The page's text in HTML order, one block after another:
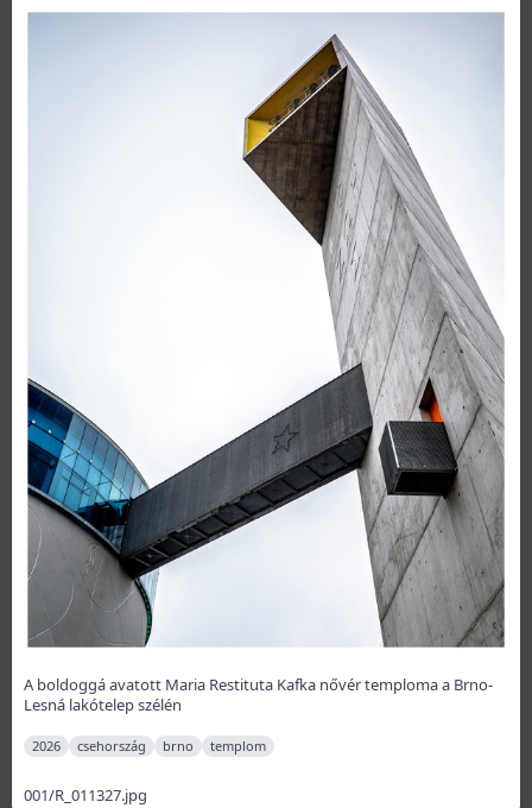
A boldoggá avatott Maria Restituta Kafka nővér temploma a Brno-
Lesná lakótelep szélén
2026 csehország brno templom
001/R_011327.jpg